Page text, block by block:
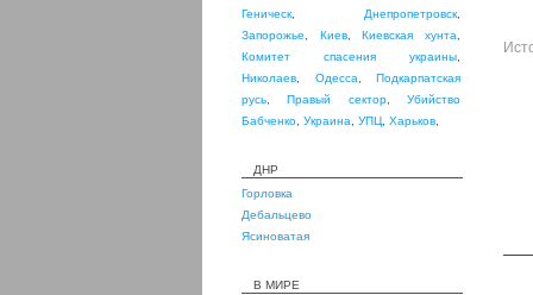
Геническ
Днепропетровск
Запорожье
Киев,Киевская хунта
Комитет спасения украины
Николаев
Одесса
Подкарпатская
русь ,Правый сектор,Убийство
Бабченко Украина УПЦ Харьков
ДНР
Горловка
Дебальцево
Ясиноватая
В МИРЕ